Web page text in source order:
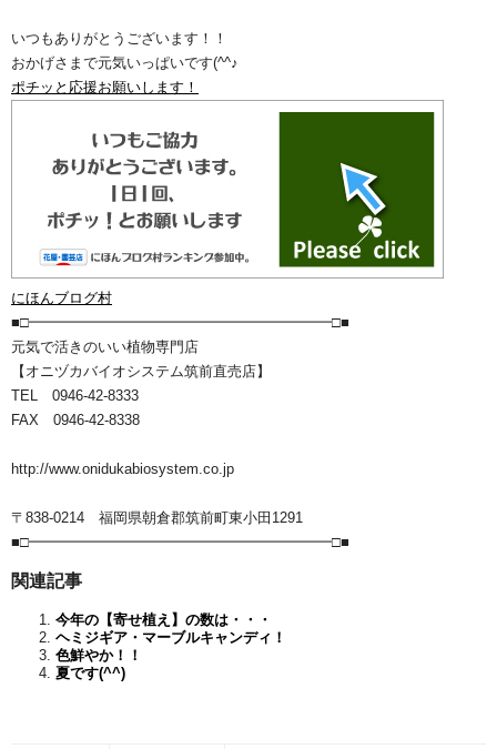
いつもありがとうございます！！
おかげさまで元気いっぱいです(^^♪
ポチッと応援お願いします！
にほんブログ村
■□━━━━━━━━━━━━━━━━━━━━━□■
元気で活きのいい植物専門店
【オニヅカバイオシステム筑前直売店】
TEL 0946-42-8333
FAX 0946-42-8338
http://www.onidukabiosystem.co.jp
〒838-0214 福岡県朝倉郡筑前町東小田1291
■□━━━━━━━━━━━━━━━━━━━━━□■
関連記事
今年の【寄せ植え】の数は・・・
ヘミジギア・マーブルキャンディ！
色鮮やか！！
夏です(^^)